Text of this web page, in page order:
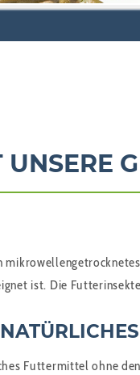
ist. Die
Futtermittel ohne